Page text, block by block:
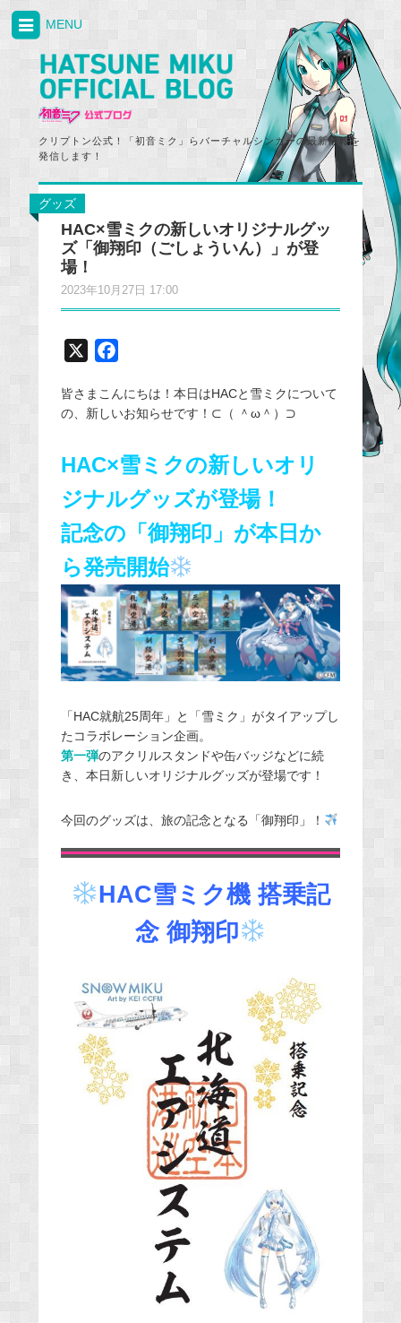
クリプトン公式！「初音ミク」らバーチャルシンガーの最新情報を
発信します！
MENU
グッズ
HAC×雪ミクの新しいオリジナルグッ
ズ「御翔印（ごしょういん）」が登
場！
2023年10月27日 17:00
c
e
o
o
k
皆さまこんにちは！本日はHACと雪ミクについて
の、新しいお知らせです！⊂（ ＾ω＾）⊃
HAC×雪ミクの新しいオリ
ジナルグッズが登場！
記念の「御翔印」が本日か
ら発売開始
「HAC就航25周年」と「雪ミク」がタイアップし
たコラボレーション企画。
第一弾のアクリルスタンドや缶バッジなどに続
き、本日新しいオリジナルグッズが登場です！
今回のグッズは、旅の記念となる「御翔印」！
HAC雪ミク機 搭乗記
念 御翔印